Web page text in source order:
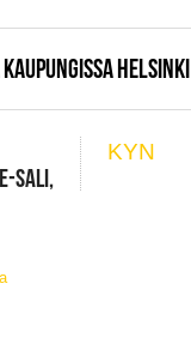
HELSINKI
SALI,
KYN